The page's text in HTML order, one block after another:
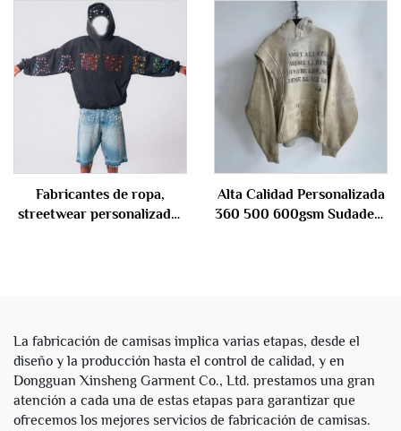
Oversize Vintage con
Lavado Ácido Rasgada y
Desgastada para Hombres
corte corto de neopreno
para hombres
Fabricantes de ropa,
streetwear personalizado,
Alta Calidad Personalizada
360 500 600gsm Sudadera
La fabricación de camisas implica varias etapas, desde el
diseño y la producción hasta el control de calidad, y en
Dongguan Xinsheng Garment Co., Ltd. prestamos una gran
atención a cada una de estas etapas para garantizar que
ofrecemos los mejores servicios de fabricación de camisas.